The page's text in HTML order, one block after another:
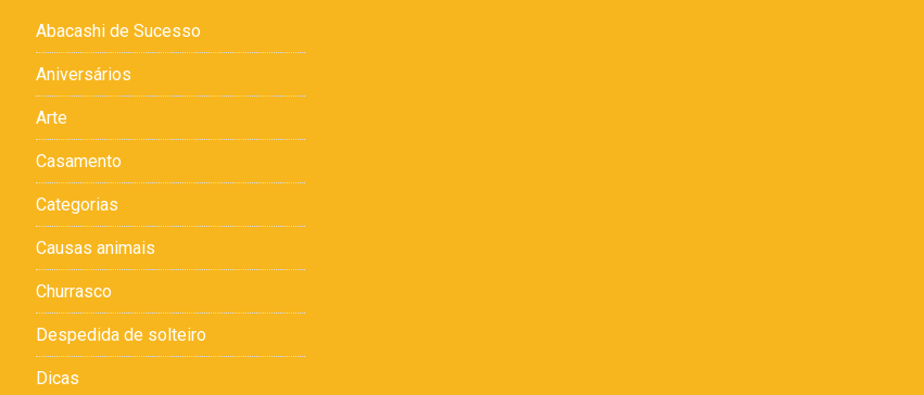
Abacashi de Sucesso
Aniversários
Arte
Casamento
Categorias
Causas animais
Churrasco
Despedida de solteiro
Dicas